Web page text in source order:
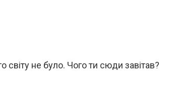
світу не було. Чого ти сюди завітав?